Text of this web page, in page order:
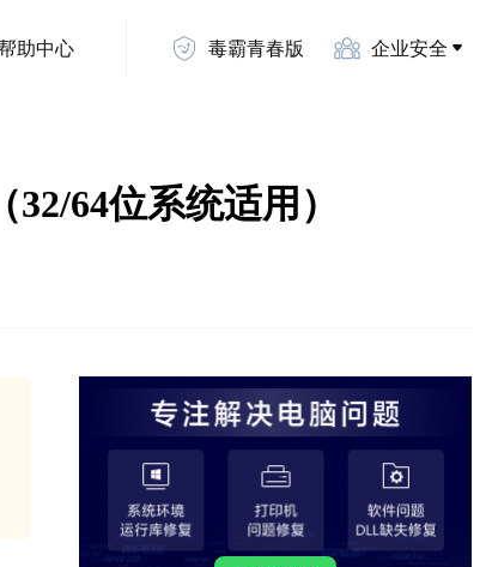
助中心 毒霸青春版 企业安全
64位系统适用）